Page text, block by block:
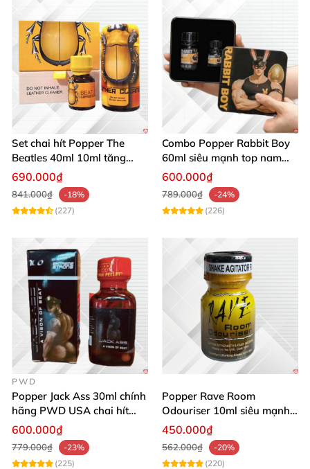
Set chai hít Popper The
Beatles 40ml 10ml tăng
khoái cảm quan hệ
690.000₫
841.000₫
-18%
(227)
Combo Popper Rabbit Boy
60ml siêu mạnh top nam
cực hưng phấn
600.000₫
789.000₫
-24%
(226)
PWD
Popper Jack Ass 30ml chính
hãng PWD USA chai hít
cao cấp an toàn
600.000₫
779.000₫
-23%
(225)
Popper Rave Room
Odouriser 10ml siêu mạnh
kích thích cảm giác tăng
khoái cảm
450.000₫
562.000₫
-20%
(220)